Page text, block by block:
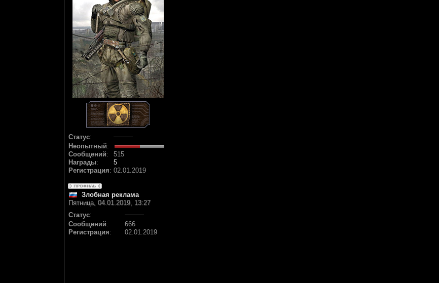
Статус:
Неопытный:
Сообщений:
515
Награды:
5
Регистрация: 02.01.2019
Злобная реклама
Пятница, 04.01.2019, 13:27
Статус:
Сообщений:
666
Регистрация: 02.01.2019